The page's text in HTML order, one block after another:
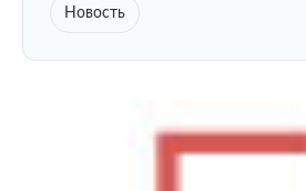
Новость